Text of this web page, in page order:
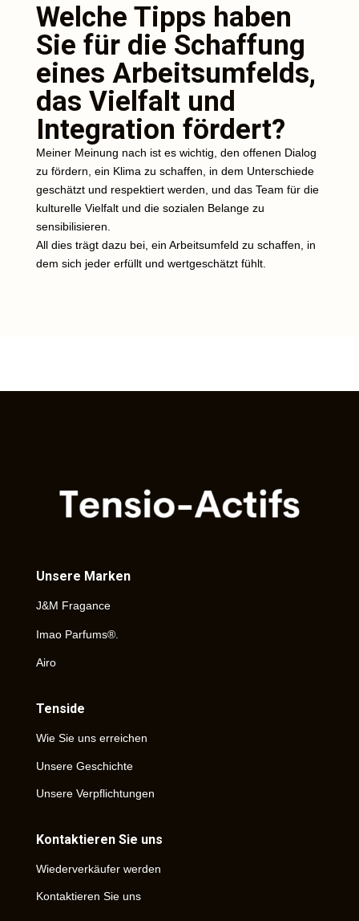
Welche Tipps haben
Sie für die Schaffung
eines Arbeitsumfelds,
das Vielfalt und
Integration fördert?
Meiner Meinung nach ist es wichtig, den offenen Dialog
zu fördern, ein Klima zu schaffen, in dem Unterschiede
geschätzt und respektiert werden, und das Team für die
kulturelle Vielfalt und die sozialen Belange zu
sensibilisieren.
All dies trägt dazu bei, ein Arbeitsumfeld zu schaffen, in
dem sich jeder erfüllt und wertgeschätzt fühlt.
Unsere Marken
J&M Fragance
Imao Parfums®.
Airo
Tenside
Wie Sie uns erreichen
Unsere Geschichte
Unsere Verpflichtungen
Kontaktieren Sie uns
Wiederverkäufer werden
Kontaktieren Sie uns